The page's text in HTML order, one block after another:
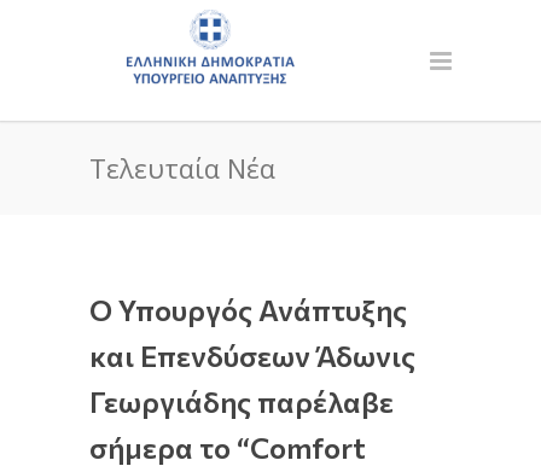
Τελευταία Νέα
Ο Υπουργός Ανάπτυξης
και Επενδύσεων Άδωνις
Γεωργιάδης παρέλαβε
σήμερα το “Comfort